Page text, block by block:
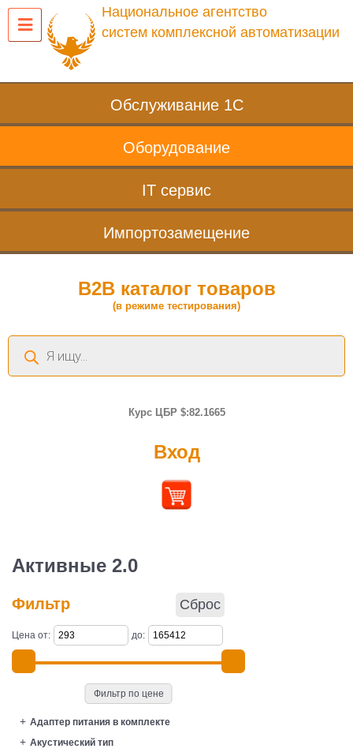
Национальное агентство
систем комплексной автоматизации
Обслуживание 1С
Оборудование
IT сервис
Импортозамещение
B2B каталог товаров
(в режиме тестирования)
Поиск
товаров
Курс ЦБР $:82.1665
Вход
Активные 2.0
Фильтр Сброс
Цена от: до:
Фильтр по цене
Адаптер питания в комплекте
Акустический тип